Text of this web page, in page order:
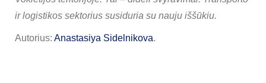
ir logistikos sektorius susiduria su nauju iššūkiu.
Autorius: Anastasiya Sidelnikova.